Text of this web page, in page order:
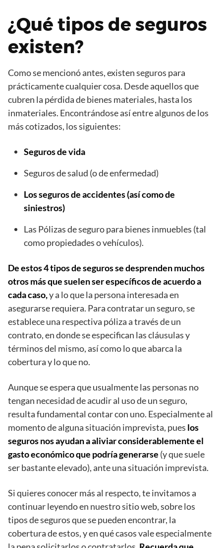
¿Qué tipos de seguros
existen?
Como se mencionó antes, existen seguros para
prácticamente cualquier cosa. Desde aquellos que
cubren la pérdida de bienes materiales, hasta los
inmateriales. Encontrándose así entre algunos de los
más cotizados, los siguientes:
Seguros de vida
Seguros de salud (o de enfermedad)
Los seguros de accidentes (así como de
siniestros)
Las Pólizas de seguro para bienes inmuebles (tal
como propiedades o vehículos).
De estos 4 tipos de seguros se desprenden muchos
otros más que suelen ser específicos de acuerdo a
cada caso,y a lo que la persona interesada en
asegurarse requiera. Para contratar un seguro, se
establece una respectiva póliza a través de un
contrato, en donde se especifican las cláusulas y
términos del mismo, así como lo que abarca la
cobertura y lo que no.
Aunque se espera que usualmente las personas no
tengan necesidad de acudir al uso de un seguro,
resulta fundamental contar con uno. Especialmente al
momento de alguna situación imprevista, pues los
seguros nos ayudan a aliviar considerablemente el
gasto económico que podría generarse (y que suele
ser bastante elevado), ante una situación imprevista.
Si quieres conocer más al respecto, te invitamos a
continuar leyendo en nuestro sitio web, sobre los
tipos de seguros que se pueden encontrar, la
cobertura de estos, y en qué casos vale especialmente